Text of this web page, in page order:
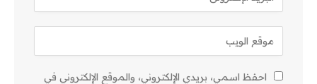
احفظ اسمي، بريدي الإلكتروني، والموقع الإلكتروني في